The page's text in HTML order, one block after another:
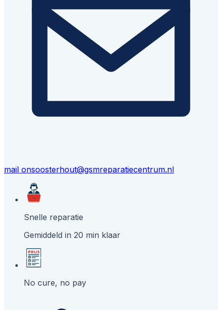
mail onsoosterhout@gsmreparatiecentrum.nl
Snelle reparatie
Gemiddeld in 20 min klaar
No cure, no pay